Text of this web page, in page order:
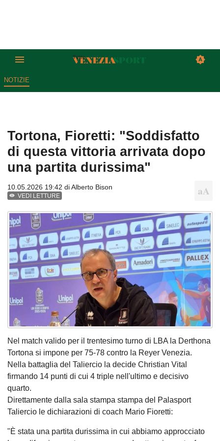
NOTIZIE
Tortona, Fioretti: "Soddisfatto
di questa vittoria arrivata dopo
una partita durissima"
10.05.2026 19:42 diAlberto Bison
VEDI LETTURE
Nel match valido per il trentesimo turno di LBA la Derthona
Tortona si impone per 75-78 contro la Reyer Venezia.
Nella battaglia del Taliercio la decide Christian Vital
firmando 14 punti di cui 4 triple nell'ultimo e decisivo
quarto.
Direttamente dalla sala stampa stampa del Palasport
Taliercio le dichiarazioni di coach Mario Fioretti:
"È stata una partita durissima in cui abbiamo approcciato